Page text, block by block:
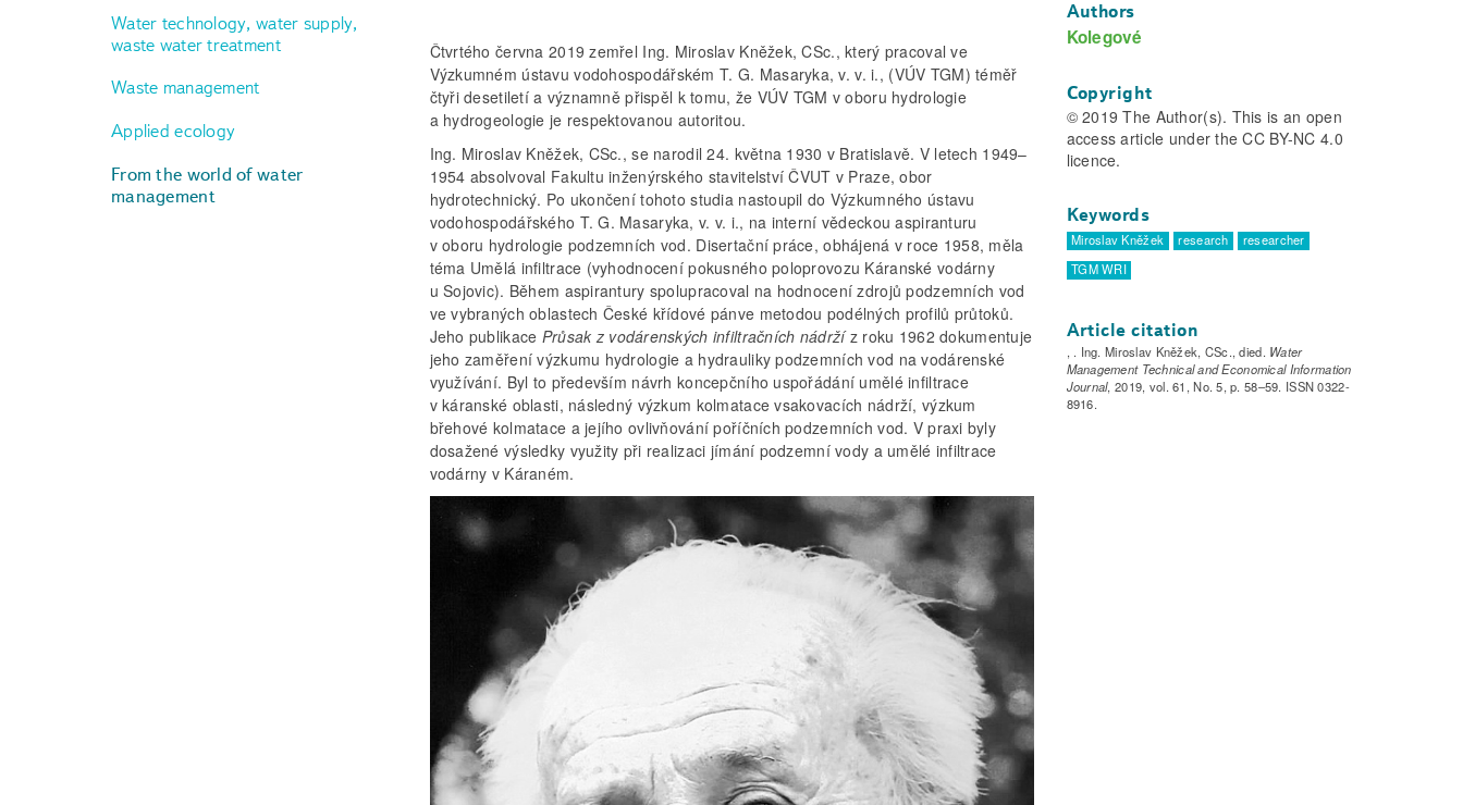
Water technology, water supply,
waste water treatment
Waste management
Applied ecology
From the world of water
management
Čtvrtého června 2019 zemřel Ing. Miroslav Kněžek, CSc., který pracoval ve
Výzkumném ústavu vodohospodářském T. G. Masaryka, v. v. i., (VÚV TGM) téměř
čtyři desetiletí a významně přispěl k tomu, že VÚV TGM v oboru hydrologie
a hydrogeologie je respektovanou autoritou.
Ing. Miroslav Kněžek, CSc., se narodil 24. května 1930 v Bratislavě. V letech 1949–
1954 absolvoval Fakultu inženýrského stavitelství ČVUT v Praze, obor
hydrotechnický. Po ukončení tohoto studia nastoupil do Výzkumného ústavu
vodohospodářského T. G. Masaryka, v. v. i., na interní vědeckou aspiranturu
v oboru hydrologie podzemních vod. Disertační práce, obhájená v roce 1958, měla
téma Umělá infiltrace (vyhodnocení pokusného poloprovozu Káranské vodárny
u Sojovic). Během aspirantury spolupracoval na hodnocení zdrojů podzemních vod
ve vybraných oblastech České křídové pánve metodou podélných profilů průtoků.
Jeho publikace Průsak z vodárenských infiltračních nádržíz roku 1962 dokumentuje
jeho zaměření výzkumu hydrologie a hydrauliky podzemních vod na vodárenské
využívání. Byl to především návrh koncepčního uspořádání umělé infiltrace
v káranské oblasti, následný výzkum kolmatace vsakovacích nádrží, výzkum
břehové kolmatace a jejího ovlivňování poříčních podzemních vod. V praxi byly
dosažené výsledky využity při realizaci jímání podzemní vody a umělé infiltrace
vodárny v Káraném.
Authors
Kolegové
Copyright
© 2019 The Author(s). This is an open
access article under the CC BY-NC 4.0
licence.
Keywords
Miroslav Kněžek research
researcher
TGM WRI
Article citation
, . Ing. Miroslav Kněžek, CSc., died. Water
Management Technical and Economical Information
Journal, 2019, vol. 61, No. 5, p. 58–59. ISSN 0322-
8916.